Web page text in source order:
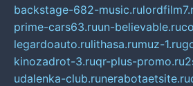
backstage-682-music.ru
prime-cars63.ruun-believable.ru
legardoauto.rulithasa.rumuz-1.ru
kinozadrot-3.ruqr-plus-promo.ru
udalenka-club.runerabotaetsite.ru